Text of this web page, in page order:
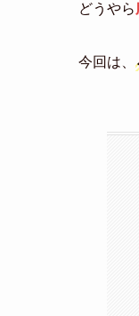
どうやら
今回は、